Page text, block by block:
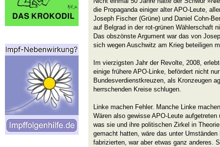
die Propaganda einiger alter APO-Leute,
Joseph Fischer (Grüne) und Daniel Cohn-
auf Belgrad in der rot-grünen Wählerschaft
Das obszönste Argument war das von
sich wegen Auschwitz am Krieg beteiligen
Im vierzigsten Jahr der Revolte, 2008,
einige frühere APO-Linke, befördert nicht
Bundesverdienstkreuzen, als Kronzeugen
herrschenden Kreise schlugen.
Linke machen Fehler. Manche Linke
Wären also gewisse APO-Leute
was sie und ihre politischen Zirkel in
gemacht hatten, wäre das unter
fabrizierten, war aber etwas ganz anderes.